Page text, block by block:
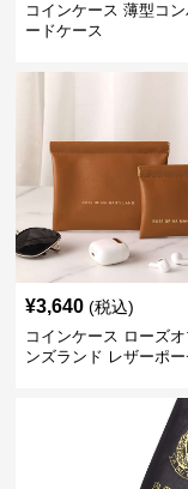
コインケース 薄型コ
ードケース
¥3,640 (税込)
コインケース ローズ
ンズランド レザーポー